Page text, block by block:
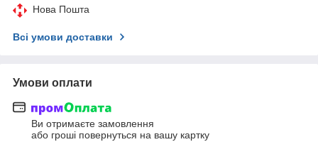
Нова Пошта
Всі умови доставки
Умови оплати
Ви отримаєте замовлення
або гроші повернуться на вашу картку